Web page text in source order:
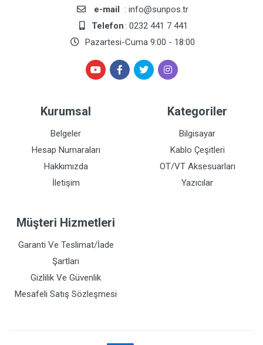
e-mail : info@sunpos.tr
Telefon: 0232 441 7 441
Pazartesi-Cuma 9:00 - 18:00
Kurumsal
Belgeler
Hesap Numaraları
Hakkımızda
İletişim
Kategoriler
Bilgisayar
Kablo Çeşitleri
OT/VT Aksesuarları
Yazıcılar
Müşteri Hizmetleri
Garanti Ve Teslimat/İade
Şartları
Gizlilik Ve Güvenlik
Mesafeli Satış Sözleşmesi